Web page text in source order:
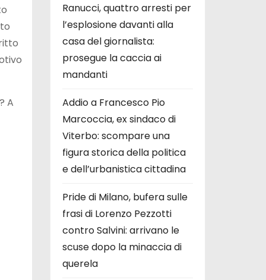
A
Ranucci, quattro arresti per
l’esplosione davanti alla
casa del giornalista:
prosegue la caccia ai
mandanti
Addio a Francesco Pio
Marcoccia, ex sindaco di
Viterbo: scompare una
figura storica della politica
e dell’urbanistica cittadina
Pride di Milano, bufera sulle
frasi di Lorenzo Pezzotti
contro Salvini: arrivano le
scuse dopo la minaccia di
querela